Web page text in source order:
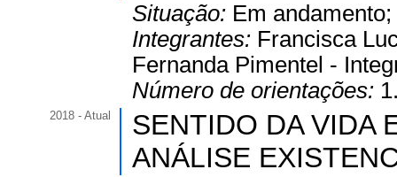
Situação: Em andamento;
Integrantes: Francisca
Fernanda Pimentel -
Número de orientações:
2018 - Atual
SENTIDO DA VIDA
ANÁLISE